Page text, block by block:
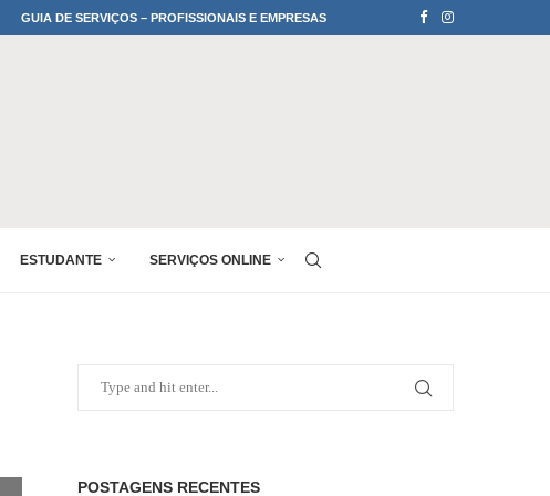
GUIA DE SERVIÇOS – PROFISSIONAIS E EMPRESAS
ESTUDANTE SERVIÇOS ONLINE
POSTAGENS RECENTES